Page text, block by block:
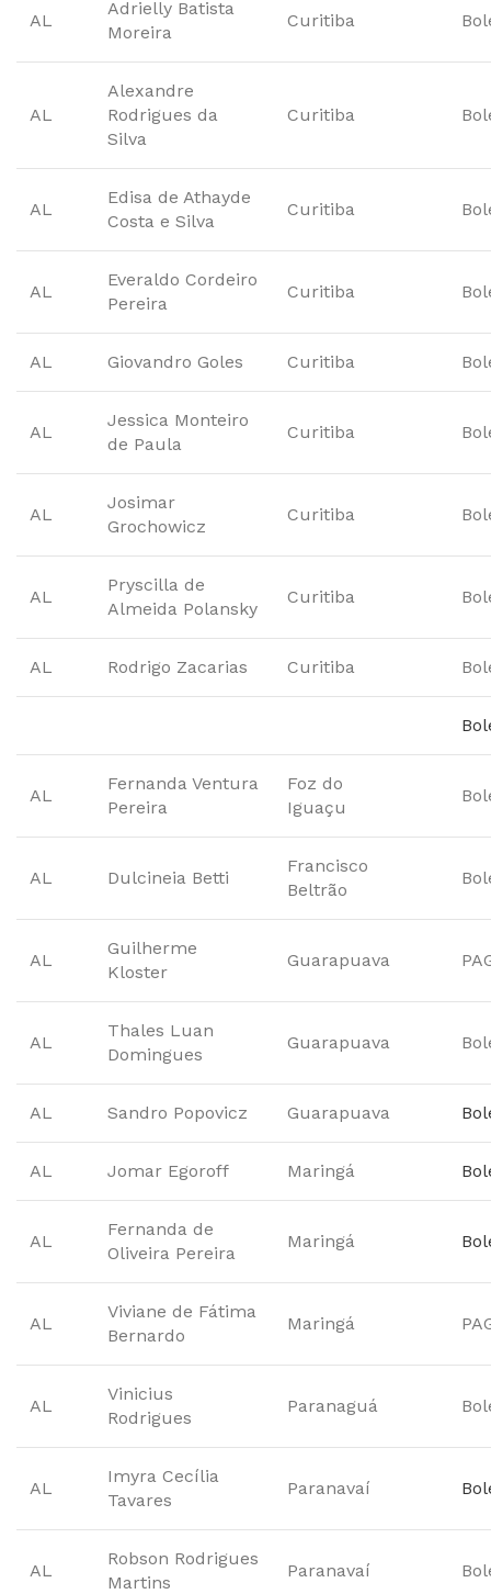
AL
Adrielly Batista
Moreira
Curitiba
AL
Alexandre
Rodrigues da
Silva
Curitiba
AL
Edisa de Athayde
Costa e Silva
Curitiba
AL
Everaldo Cordeiro
Pereira
Curitiba
AL Giovandro Goles Curitiba
AL
Jessica Monteiro
de Paula
Curitiba
AL
Josimar
Grochowicz
Curitiba
AL
Pryscilla de
Almeida Polansky
Curitiba
AL Rodrigo Zacarias Curitiba
AL
Fernanda Ventura
Pereira
Foz do
Iguaçu
AL Dulcineia Betti
Francisco
Beltrão
AL
Guilherme
Kloster
Guarapuava
AL
Thales Luan
Domingues
Guarapuava
AL Sandro Popovicz Guarapuava
AL Jomar Egoroff Maringá
AL
Fernanda de
Oliveira Pereira
Maringá
AL
Viviane de Fátima
Bernardo
Maringá
AL
Vinicius
Rodrigues
Paranaguá
AL
Imyra Cecília
Tavares
Paranavaí
AL
Robson Rodrigues
Martins
Paranavaí